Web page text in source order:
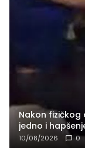
Nakon
jedno i
10/08/2026 0